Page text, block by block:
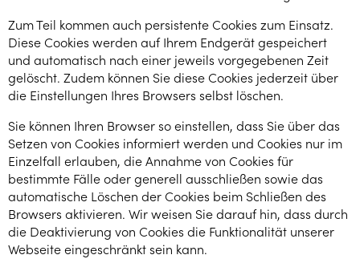
Zum Teil kommen auch persistente Cookies zum Einsatz.
Diese Cookies werden auf Ihrem Endgerät gespeichert
und automatisch nach einer jeweils vorgegebenen Zeit
gelöscht. Zudem können Sie diese Cookies jederzeit über
die Einstellungen Ihres Browsers selbst löschen.
Sie können Ihren Browser so einstellen, dass Sie über das
Setzen von Cookies informiert werden und Cookies nur im
Einzelfall erlauben, die Annahme von Cookies für
bestimmte Fälle oder generell ausschließen sowie das
automatische Löschen der Cookies beim Schließen des
Browsers aktivieren. Wir weisen Sie darauf hin, dass durch
die Deaktivierung von Cookies die Funktionalität unserer
Webseite eingeschränkt sein kann.